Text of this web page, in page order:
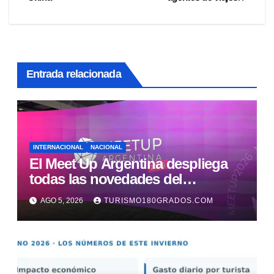
Entrada relacionada
INTERNACIONAL NACIONAL
El Meet Up Argentina despliega
todas las novedades del
segmento MICE
AGO 5, 2026 TURISMO180GRADOS.COM